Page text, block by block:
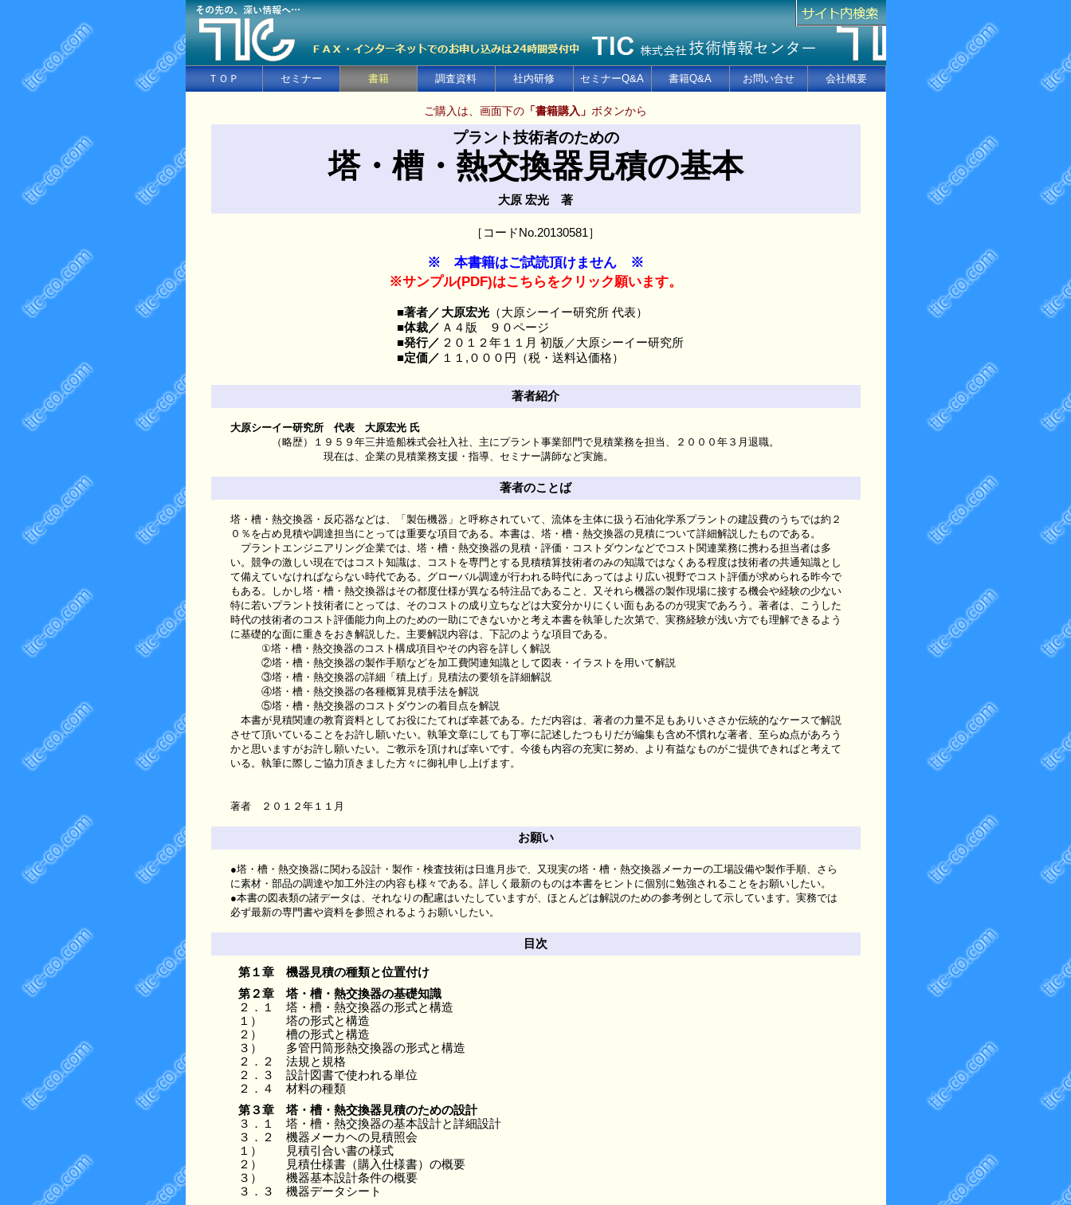
ＴＯＰ セミナー 書籍 調査資料 社内研修 セミナーQ&A 書籍Q&A お問い合せ 会社概要
ご購入は、画面下の 「書籍購入」 ボタンから
プラント技術者のための
塔・槽・熱交換器見積の基本
大原 宏光 著
［コードNo.20130581］
※ 本書籍はご試読頂けません ※
※サンプル(PDF)はこちらをクリック願います。
■著者／ 大原宏光 （大原シーイー研究所 代表）
■体裁／ Ａ４版 ９０ページ
■発行／ ２０１２年１１月 初版／大原シーイー研究所
■定価／ １１,０００円（税・送料込価格）
著者紹介
大原シーイー研究所 代表 大原宏光 氏
（略歴）１９５９年三井造船株式会社入社、主にプラント事業部門で見積業務を担当、２０００年３月退職。
現在は、企業の見積業務支援・指導、セミナー講師など実施。
著者のことば
塔・槽・熱交換器・反応器などは、「製缶機器」と呼称されていて、流体を主体に扱う石油化学系プラントの建設費のうちでは約２
０％を占め見積や調達担当にとっては重要な項目である。本書は、塔・槽・熱交換器の見積について詳細解説したものである。
プラントエンジニアリング企業では、塔・槽・熱交換器の見積・評価・コストダウンなどでコスト関連業務に携わる担当者は多
い。競争の激しい現在ではコスト知識は、コストを専門とする見積積算技術者のみの知識ではなくある程度は技術者の共通知識とし
て備えていなければならない時代である。グローバル調達が行われる時代にあってはより広い視野でコスト評価が求められる昨今で
もある。しかし塔・槽・熱交換器はその都度仕様が異なる特注品であること、又それら機器の製作現場に接する機会や経験の少ない
特に若いプラント技術者にとっては、そのコストの成り立ちなどは大変分かりにくい面もあるのが現実であろう。著者は、こうした
時代の技術者のコスト評価能力向上のための一助にできないかと考え本書を執筆した次第で、実務経験が浅い方でも理解できるよう
に基礎的な面に重きをおき解説した。主要解説内容は、下記のような項目である。
①塔・槽・熱交換器のコスト構成項目やその内容を詳しく解説
②塔・槽・熱交換器の製作手順などを加工費関連知識として図表・イラストを用いて解説
③塔・槽・熱交換器の詳細「積上げ」見積法の要領を詳細解説
④塔・槽・熱交換器の各種概算見積手法を解説
⑤塔・槽・熱交換器のコストダウンの着目点を解説
本書が見積関連の教育資料としてお役にたてれば幸甚である。ただ内容は、著者の力量不足もありいささか伝統的なケースで解説
させて頂いていることをお許し願いたい。執筆文章にしても丁寧に記述したつもりだが編集も含め不慣れな著者、至らぬ点があろう
かと思いますがお許し願いたい。ご教示を頂ければ幸いです。今後も内容の充実に努め、より有益なものがご提供できればと考えて
いる。執筆に際しご協力頂きました方々に御礼申し上げます。
著者 ２０１２年１１月
お願い
●塔・槽・熱交換器に関わる設計・製作・検査技術は日進月歩で、又現実の塔・槽・熱交換器メーカーの工場設備や製作手順、さら
に素材・部品の調達や加工外注の内容も様々である。詳しく最新のものは本書をヒントに個別に勉強されることをお願いしたい。
●本書の図表類の諸データは、それなりの配慮はいたしていますが、ほとんどは解説のための参考例として示しています。実務では
必ず最新の専門書や資料を参照されるようお願いしたい。
目次
第１章
機器見積の種類と位置付け
第２章
塔・槽・熱交換器の基礎知識
２．１
塔・槽・熱交換器の形式と構造
１）
塔の形式と構造
２）
槽の形式と構造
３）
多管円筒形熱交換器の形式と構造
２．２
法規と規格
２．３
設計図書で使われる単位
２．４
材料の種類
第３章
塔・槽・熱交換器見積のための設計
３．１
塔・槽・熱交換器の基本設計と詳細設計
３．２
機器メーカヘの見積照会
１）
見積引合い書の様式
２）
見積仕様書（購入仕様書）の概要
３）
機器基本設計条件の概要
３．３
機器データシート